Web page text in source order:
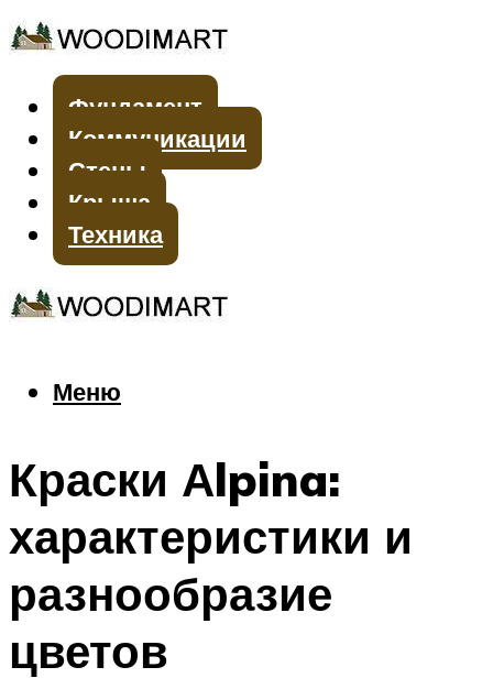
Фундамент
Коммуникации
Стены
Крыша
Техника
Меню
Меню
Краски Аlpina:
характеристики и
разнообразие
цветов